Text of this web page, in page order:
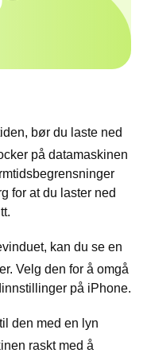
bør du laste ned
på datamaskinen
for at du laster ned
kan du se en
Velg den for å omgå
på iPhone.
den med en lyn
raskt med å